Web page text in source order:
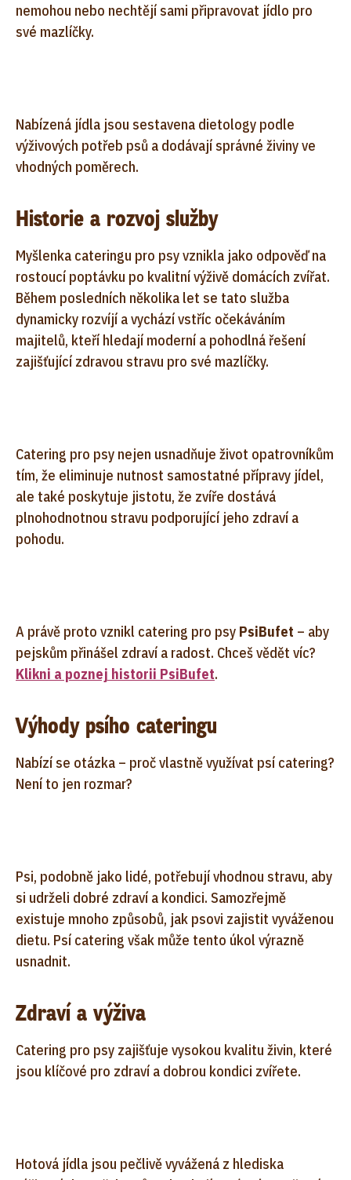
nemohou nebo nechtějí sami připravovat jídlo pro
své mazlíčky.
Nabízená jídla jsou sestavena dietology podle
výživových potřeb psů a dodávají správné živiny ve
vhodných poměrech.
Historie a rozvoj služby
Myšlenka cateringu pro psy vznikla jako odpověď na
rostoucí poptávku po kvalitní výživě domácích zvířat.
Během posledních několika let se tato služba
dynamicky rozvíjí a vychází vstříc očekáváním
majitelů, kteří hledají moderní a pohodlná řešení
zajišťující zdravou stravu pro své mazlíčky.
Catering pro psy nejen usnadňuje život opatrovníkům
tím, že eliminuje nutnost samostatné přípravy jídel,
ale také poskytuje jistotu, že zvíře dostává
plnohodnotnou stravu podporující jeho zdraví a
pohodu.
A právě proto vznikl catering pro psy PsiBufet – aby
pejskům přinášel zdraví a radost. Chceš vědět víc?
Klikni a poznej historii PsiBufet.
Výhody psího cateringu
Nabízí se otázka – proč vlastně využívat psí catering?
Není to jen rozmar?
Psi, podobně jako lidé, potřebují vhodnou stravu, aby
si udrželi dobré zdraví a kondici. Samozřejmě
existuje mnoho způsobů, jak psovi zajistit vyváženou
dietu. Psí catering však může tento úkol výrazně
usnadnit.
Zdraví a výživa
Catering pro psy zajišťuje vysokou kvalitu živin, které
jsou klíčové pro zdraví a dobrou kondici zvířete.
Hotová jídla jsou pečlivě vyvážená z hlediska